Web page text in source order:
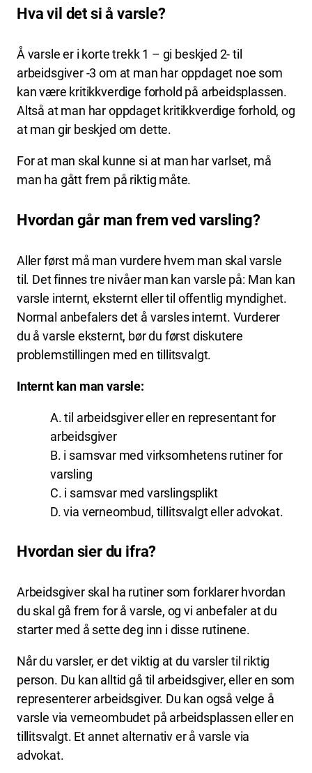
Hva vil det si å varsle?
Å varsle er i korte trekk 1 – gi beskjed 2- til
arbeidsgiver -3 om at man har oppdaget noe som
kan være kritikkverdige forhold på arbeidsplassen.
Altså at man har oppdaget kritikkverdige forhold, og
at man gir beskjed om dette.
For at man skal kunne si at man har varlset, må
man ha gått frem på riktig måte.
Hvordan går man frem ved varsling?
Aller først må man vurdere hvem man skal varsle
til. Det finnes tre nivåer man kan varsle på: Man kan
varsle internt, eksternt eller til offentlig myndighet.
Normal anbefalers det å varsles internt. Vurderer
du å varsle eksternt, bør du først diskutere
problemstillingen med en tillitsvalgt.
Internt kan man varsle:
A. til arbeidsgiver eller en representant for
arbeidsgiver​
B. i samsvar med virksomhetens rutiner for
varsling​
C. i samsvar med varslingsplikt​
D. via verneombud, tillitsvalgt eller advokat.
Hvordan sier du ifra?
Arbeidsgiver skal ha rutiner som forklarer hvordan
du skal gå frem for å varsle, og vi anbefaler at du
starter med å sette deg inn i disse rutinene.
Når du varsler, er det viktig at du varsler til riktig
person. Du kan alltid gå til arbeidsgiver, eller en som
representerer arbeidsgiver. Du kan også velge å
varsle via verneombudet på arbeidsplassen eller en
tillitsvalgt. Et annet alternativ er å varsle via
advokat.